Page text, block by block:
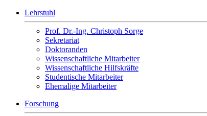
Lehrstuhl
Prof. Dr.-Ing. Christoph Sorge
Sekretariat
Doktoranden
Wissenschaftliche Mitarbeiter
Wissenschaftliche Hilfskräfte
Studentische Mitarbeiter
Ehemalige Mitarbeiter
Forschung